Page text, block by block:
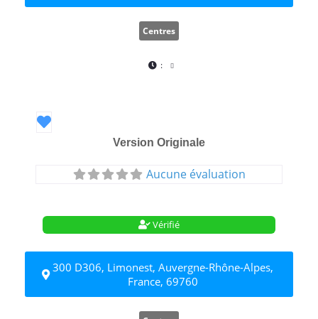
Centres
:
Favori
Version Originale
Aucune évaluation
Vérifié
300 D306, Limonest, Auvergne-Rhône-Alpes,
France, 69760